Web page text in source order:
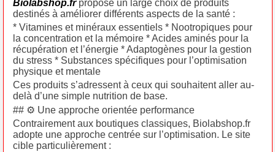
Biolabshop.frpropose un large choix de produits
destinés à améliorer différents aspects de la santé :
* Vitamines et minéraux essentiels * Nootropiques pour
la concentration et la mémoire * Acides aminés pour la
récupération et l’énergie * Adaptogènes pour la gestion
du stress * Substances spécifiques pour l’optimisation
physique et mentale
Ces produits s’adressent à ceux qui souhaitent aller au-
delà d’une simple nutrition de base.
## ⚙️ Une approche orientée performance
Contrairement aux boutiques classiques, Biolabshop.fr
adopte une approche centrée sur l’optimisation. Le site
cible particulièrement :